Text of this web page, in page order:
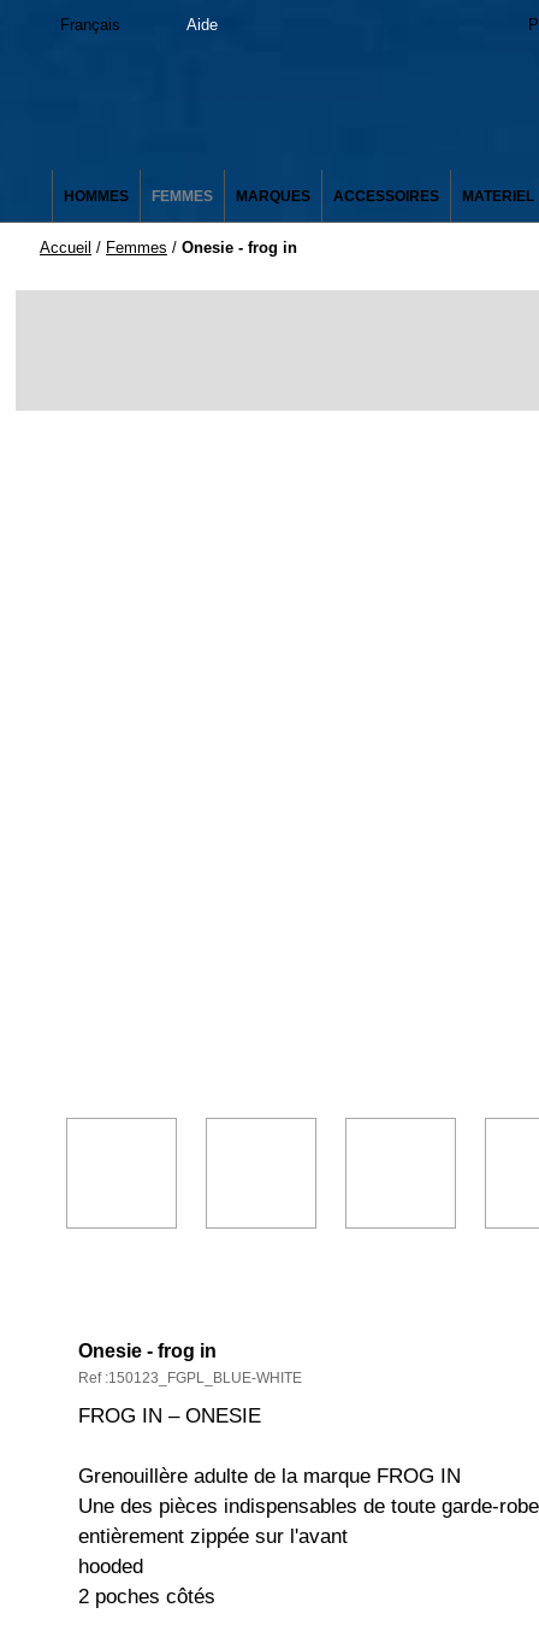
Français Aide
HOMMES FEMMES MARQUES ACCESSOIRES MATERIEL
Accueil / Femmes / Onesie - frog in
Onesie - frog in
Ref :150123_FGPL_BLUE-WHITE
FROG IN – ONESIE
Grenouillère adulte de la marque FROG IN
Une des pièces indispensables de toute garde-robe
entièrement zippée sur l'avant
hooded
2 poches côtés